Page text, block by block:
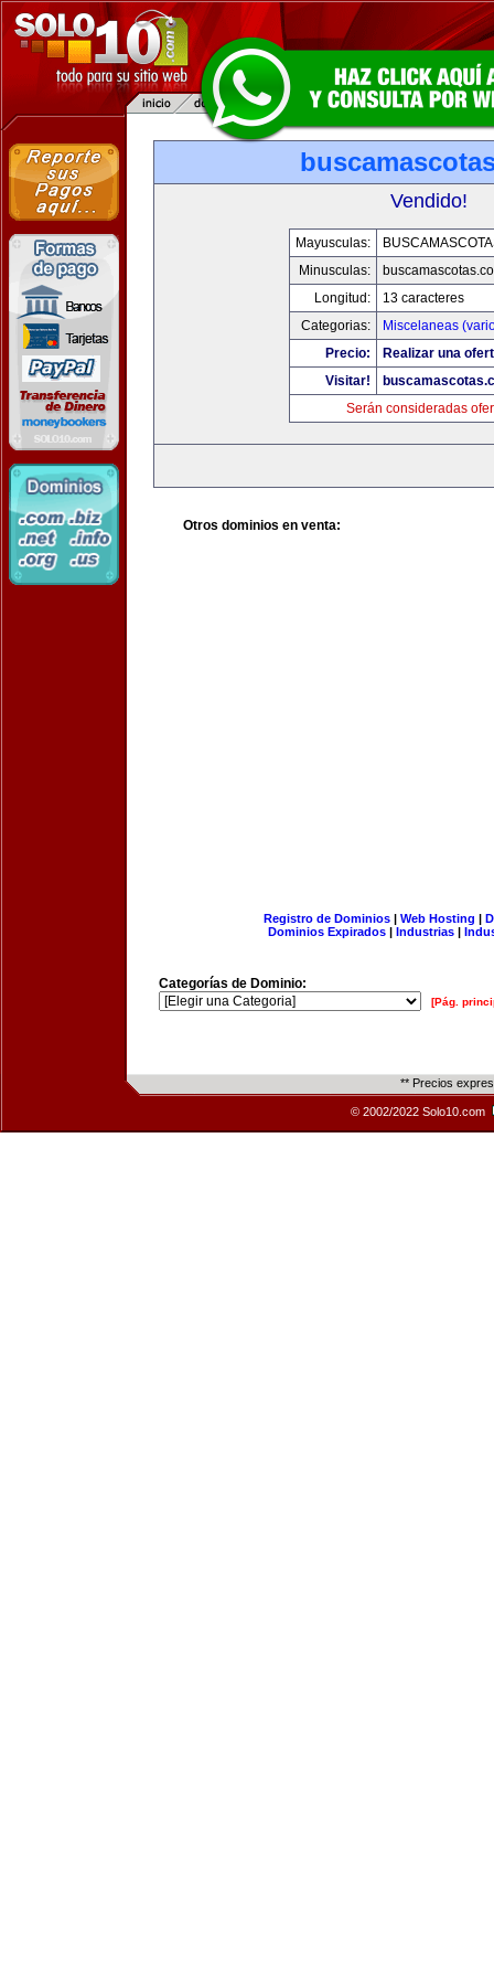
Vendido!
Mayusculas:
Minusculas:
Longitud:
13 caracteres
Categorias:
Miscelaneas
Precio:
Realizar una
Visitar!
Serán consideradas
Otros dominios en venta:
Registro de Dominios| Web Hosting |
Dominios Expirados | Industrias |
Categorías de Dominio:
[Pág.
** Precios
© 2002/2022 Solo10.com